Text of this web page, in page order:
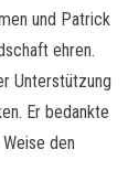
und Patrick
ehren.
Unterstützung
Er bedankte
den